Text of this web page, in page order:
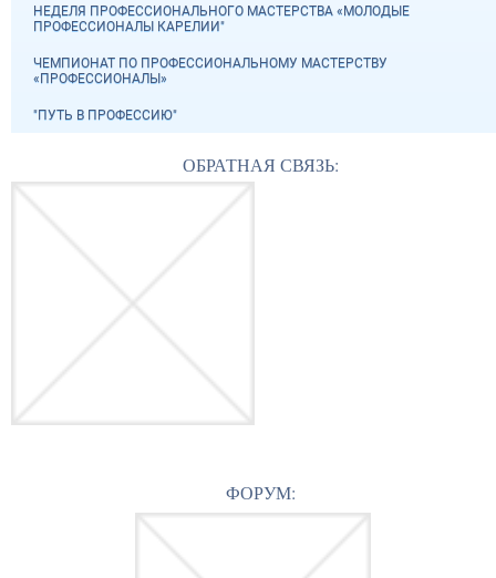
НЕДЕЛЯ ПРОФЕССИОНАЛЬНОГО МАСТЕРСТВА «МОЛОДЫЕ
ПРОФЕССИОНАЛЫ КАРЕЛИИ"
ЧЕМПИОНАТ ПО ПРОФЕССИОНАЛЬНОМУ МАСТЕРСТВУ
«ПРОФЕССИОНАЛЫ»
"ПУТЬ В ПРОФЕССИЮ"
ОБРАТНАЯ СВЯЗЬ:
ФОРУМ: